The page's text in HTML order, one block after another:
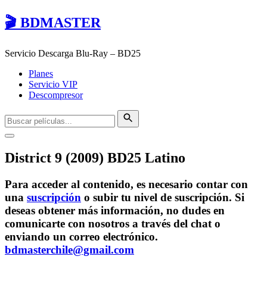
🎬 BDMASTER
Servicio Descarga Blu-Ray – BD25
Planes
Servicio VIP
Descompresor
District 9 (2009) BD25 Latino
Para acceder al contenido, es necesario contar con
una suscripción o subir tu nivel de suscripción. Si
deseas obtener más información, no dudes en
comunicarte con nosotros a través del chat o
enviando un correo electrónico.
bdmasterchile@gmail.com